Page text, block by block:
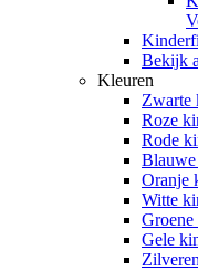
Bekijk
Kleuren
Zwarte
Roze
Rode
Blauwe
Oranje
Witte
Groene
Gele